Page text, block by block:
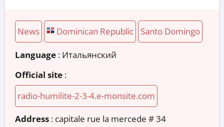
News Dominican Republic Santo Domingo
Language : Итальянский
Official site :
radio-humilite-2-3-4.e-monsite.com
Address : capitale rue la mercede # 34